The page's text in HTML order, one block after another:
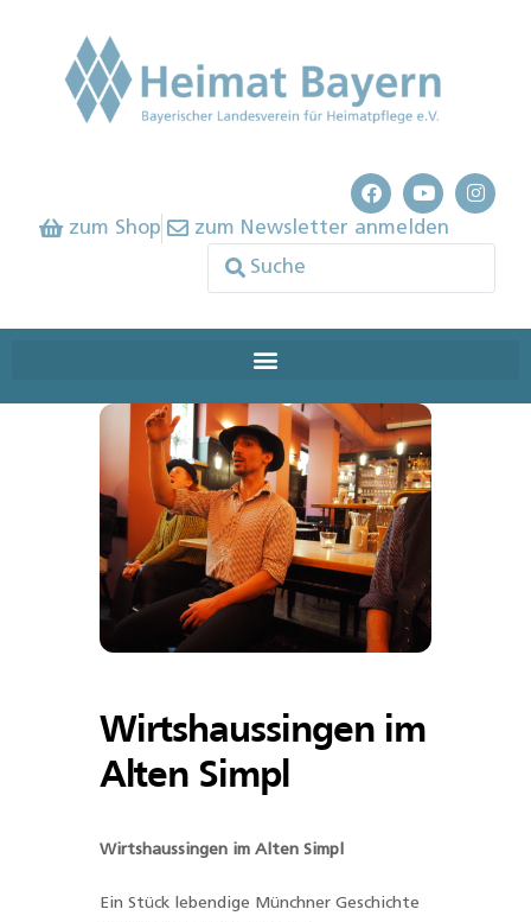
zum Shop zum Newsletter anmelden
Wirtshaussingen im
Alten Simpl
Wirtshaussingen im Alten Simpl
Ein Stück lebendige Münchner Geschichte